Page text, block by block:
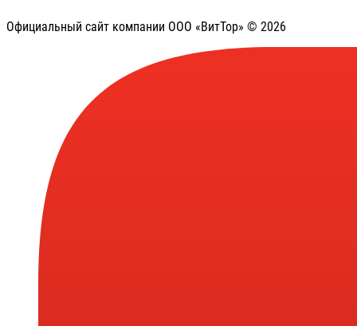
Официальный сайт компании ООО «ВитТор» © 2026